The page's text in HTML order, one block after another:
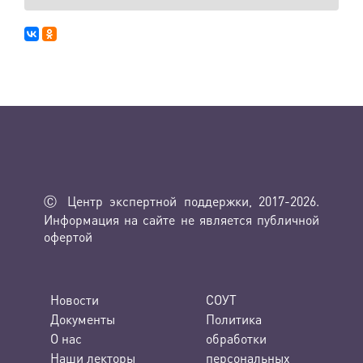
Ⓒ Центр экспертной поддержки, 2017-2026.
Информация на сайте не является публичной
офертой
Новости
Документы
О нас
Наши лекторы
СОУТ
Политика
обработки
персональных